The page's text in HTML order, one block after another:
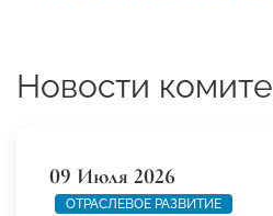
Новости
09 Июля 2026
ОТРАСЛЕВОЕ РАЗВИТИЕ